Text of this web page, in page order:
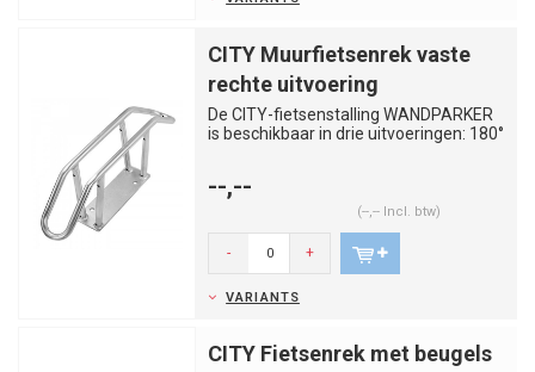
CITY Muurfietsenrek vaste
rechte uitvoering
De CITY-fietsenstalling WANDPARKER
is beschikbaar in drie uitvoeringen: 180°
--,--
(--,-- Incl. btw)
- +
VARIANTS
CITY Fietsenrek met beugels